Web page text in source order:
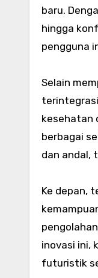
baru.
hingga
pengguna
Selain
kesehatan
berbagai
dan andal,
Ke depan,
inovasi ini,
futuristik